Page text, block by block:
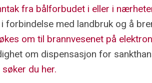
fra bålforbudet i eller i
forbindelse med landbruk og å
om til brannvesenet på
om dispensasjon for
du her.